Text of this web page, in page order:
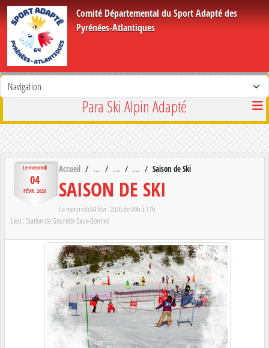
Comité Départemental du Sport Adapté des
Pyrénées-Atlantiques
Para Ski Alpin Adapté
Lemercredi
04
FÉVR.2026
Accueil Saison de Ski
SAISON DE SKI
Lemercredi04févr. 2026de 09h à 17h
Lieu :Station de GouretteEaux-Bonnes
Panneau de gestion des cookies